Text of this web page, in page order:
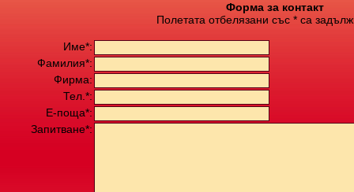
Форма за контакт
Полетата отбелязани със * са
Име*:
Фамилия*:
Фирма:
Тел.*:
Е-поща*:
Запитване*: